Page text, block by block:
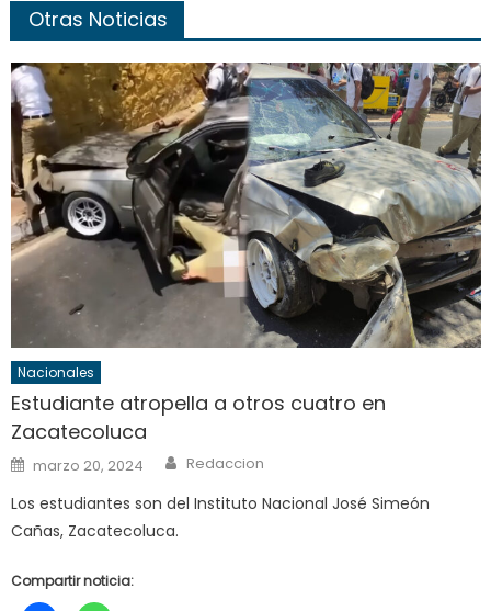
Otras Noticias
Nacionales
Estudiante atropella a otros cuatro en
Zacatecoluca
Posted
on
marzo 20, 2024 Author
Redaccion
Los estudiantes son del Instituto Nacional José Simeón
Cañas, Zacatecoluca.
Compartir noticia: